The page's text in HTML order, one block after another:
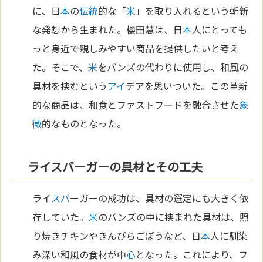
に、日本の伝統的な「米 」を取り入れるという斬新
な発想から生まれた。櫻田慧は、日本人にとっても
っと身近で親しみやすい商品を提供したいと考え
た。そこで、米をバンズの代わりに使用し、和風の
具材を挟むというアイデアを思いついた。この革新
的な商品は、和食とファストフードを融合させた象
徴的なものとなった。
ライスバーガーの具材とその工夫
ライスバーガーの成功は、具材の選定にも大きく依
存していた。米のバンズの中に挟まれた具材は、照
り焼きチキンやきんぴらごぼうなど、日本人に馴染
み深い和風の食材が中心となった。これにより、フ